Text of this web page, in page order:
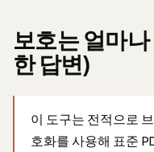
보호는 얼마
한 답변)
이 도구는 전적으로
호화를 사용해 표준